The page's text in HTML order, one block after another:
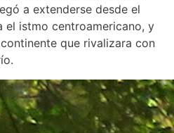
a extenderse desde el
el istmo centroamericano, y
que rivalizara con